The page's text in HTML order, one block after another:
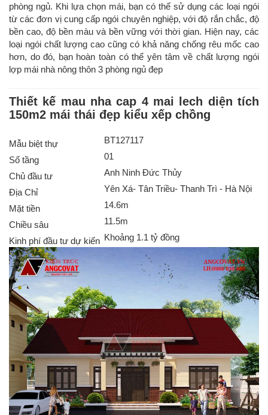
phòng ngủ. Khi lựa chọn mái, bạn có thể sử dụng các loại ngói
từ các đơn vị cung cấp ngói chuyên nghiệp, với độ rắn chắc, độ
bền cao, độ bền màu và bền vững với thời gian. Hiện nay, các
loại ngói chất lượng cao cũng có khả năng chống rêu mốc cao
hơn, do đó, bạn hoàn toàn có thể yên tâm về chất lượng ngói
lợp mái nhà nông thôn 3 phòng ngủ đẹp
Thiết kế mau nha cap 4 mai lech diện tích
150m2 mái thái đẹp kiểu xếp chồng
Mẫu biệt thự
BT127117
Số tầng
01
Chủ đầu tư
Anh Ninh Đức Thủy
Địa Chỉ
Yên Xá- Tân Triều- Thanh Trì - Hà Nội
Mặt tiền
14.6m
Chiều sâu
11.5m
Kinh phí đầu tư dự kiến Khoảng 1.1 tỷ đồng